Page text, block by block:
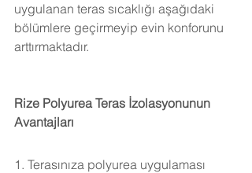
uygulanan teras sıcaklığı aşağıdaki
bölümlere geçirmeyip evin konforunu
arttırmaktadır.
Rize Polyurea Teras İzolasyonunun
Avantajları
1. Terasınıza polyurea uygulaması